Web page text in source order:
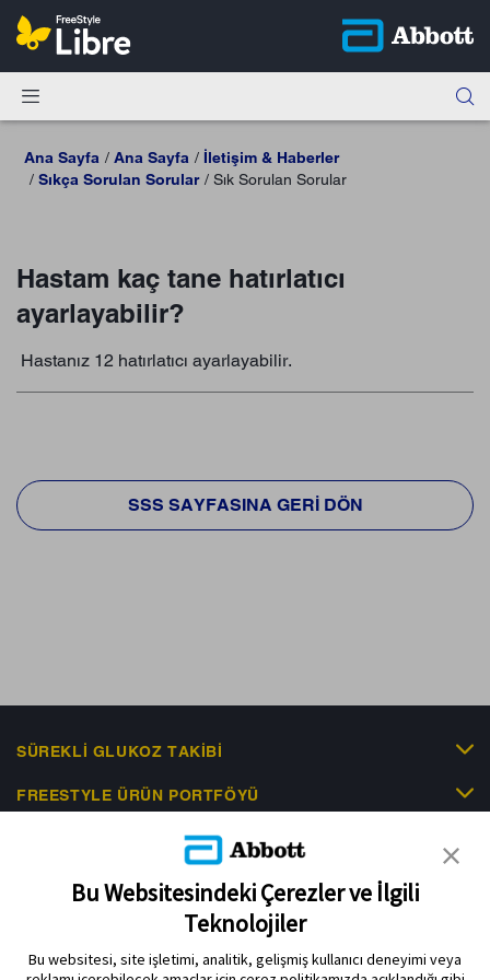
Ana Sayfa Ana Sayfa
İletişim & Haberler
Sıkça Sorulan Sorular
Sık Sorulan Sorular
Hastam kaç tane hatırlatıcı
ayarlayabilir?
Hastanız 12 hatırlatıcı ayarlayabilir.
SSS SAYFASINA GERI DÖN
SÜREKLI GLUKOZ TAKIBI
FREESTYLE ÜRÜN PORTFÖYÜ
EDUCATIONAL RESOURCES
İLETIŞIM & HABERLER
Bu Websitesindeki Çerezler ve İlgili
Teknolojiler
Bu websitesi, site işletimi, analitik, gelişmiş kullanıcı deneyimi veya